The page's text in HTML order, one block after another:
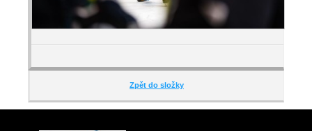
Zpět do složky